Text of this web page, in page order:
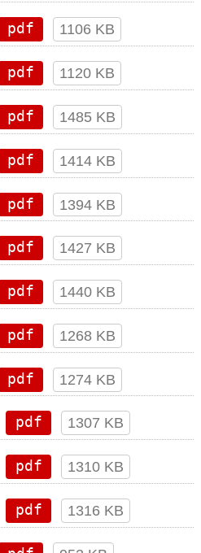
pdf 1106 KB
pdf 1120 KB
pdf 1485 KB
pdf 1414 KB
pdf 1394 KB
pdf 1427 KB
pdf 1440 KB
pdf 1268 KB
pdf 1274 KB
pdf 1307 KB
pdf 1310 KB
pdf 1316 KB